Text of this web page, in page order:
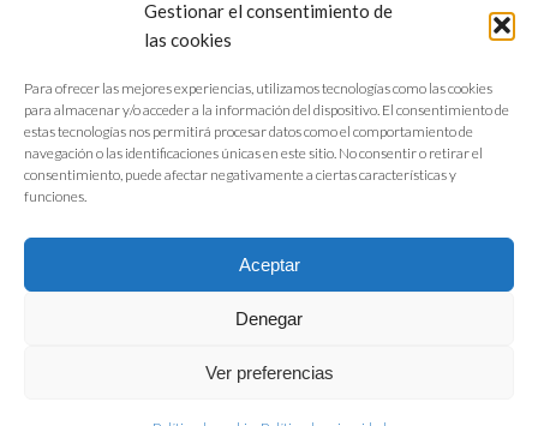
Gestionar el consentimiento de
las cookies
Para ofrecer las mejores experiencias, utilizamos tecnologías como las cookies
para almacenar y/o acceder a la información del dispositivo. El consentimiento de
estas tecnologías nos permitirá procesar datos como el comportamiento de
navegación o las identificaciones únicas en este sitio. No consentir o retirar el
consentimiento, puede afectar negativamente a ciertas características y
funciones.
Aceptar
Denegar
Ver preferencias
FIAB Federación Española de Industrias de la Alimentación y Bebidas